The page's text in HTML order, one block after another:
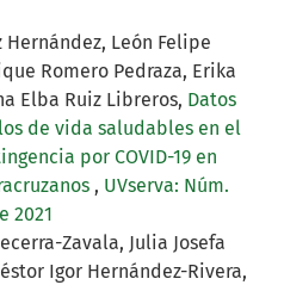
Hernández, León Felipe
Romero Pedraza, Erika
Elba Ruiz Libreros, Datos
de vida saludables en el
por COVID-19 en
, UVserva: Núm.
2021
Zavala, Julia Josefa
Igor Hernández-Rivera,